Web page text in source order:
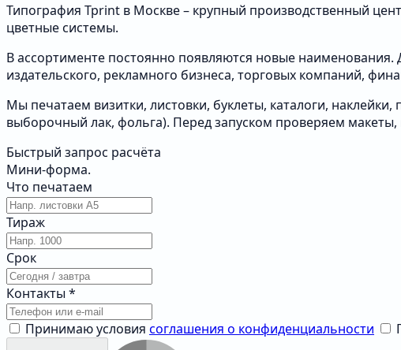
Типография Tprint в Москве – крупный производственный
цветные системы.
В ассортименте постоянно появляются новые
издательского, рекламного бизнеса, торговых компаний,
Мы печатаем визитки, листовки, буклеты, каталоги,
выборочный лак, фольга). Перед запуском проверяем
Быстрый запрос расчёта
Мини‑форма.
Что печатаем
Тираж
Срок
Контакты *
Принимаю условия соглашения о конфиденциальности